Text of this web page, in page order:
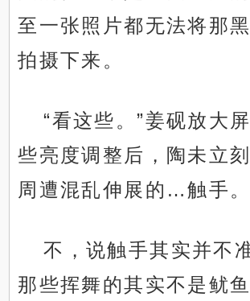
至一张照片都无法将那
拍摄下来。
“看这些。”姜砚放大
些亮度调整后，陶未立
周遭混乱伸展的…触手。
不，说触手其实并不
那些挥舞的其实不是鱿